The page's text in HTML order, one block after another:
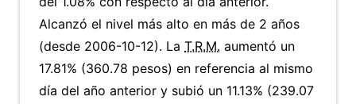
Alcanzó el nivel más alto en más de 2 años
(desde 2006-10-12). La T.R.M. aumentó un
17.81% (360.78 pesos) en referencia al mismo
día del año anterior y subió un 11.13% (239.07